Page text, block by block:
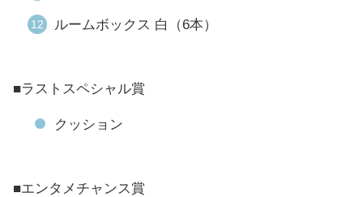
ルームボックス 白（6本）
■ラストスペシャル賞
クッション
■エンタメチャンス賞